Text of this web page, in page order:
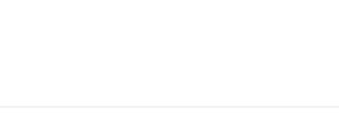
スケジュールを必ずご自身でご確認の上、ご購入・ご応募ください。